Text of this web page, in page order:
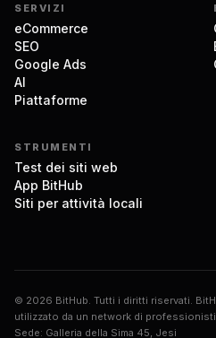
SERVIZI
eCommerce
SEO
Google Ads
AI
Piattaforme
STRUMENTI
Test dei siti web
App BitHub
Siti per attività locali
© 2026 BitHub. Tutti i diritti riservati.
utilizzato da un network di professionisti
Sede: Galleria della Sima 45, Jesi